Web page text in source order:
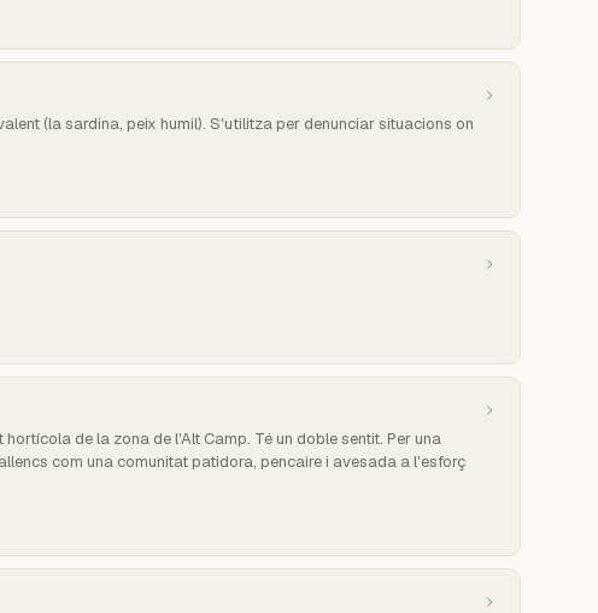
(la sardina, peix humil). S'utilitza per denunciar situacions on
de la zona de l'Alt Camp. Té un doble sentit. Per una
com una comunitat patidora, pencaire i avesada a l'esforç